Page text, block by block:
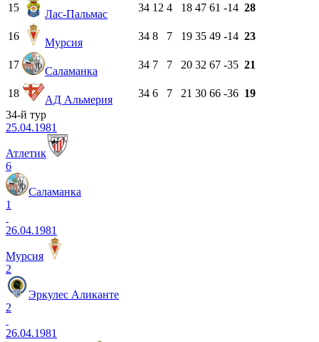
15
Лас-Пальмас
34 12 4 18 47 61 -14 28
16
Мурсия
34 8 7 19 35 49 -14 23
17
Саламанка
34 7 7 20 32 67 -35 21
18
АД Альмерия
34 6 7 21 30 66 -36 19
34-й тур
25.04.1981
Атлетик
6
Саламанка
1
26.04.1981
Мурсия
2
Эркулес Аликанте
2
26.04.1981